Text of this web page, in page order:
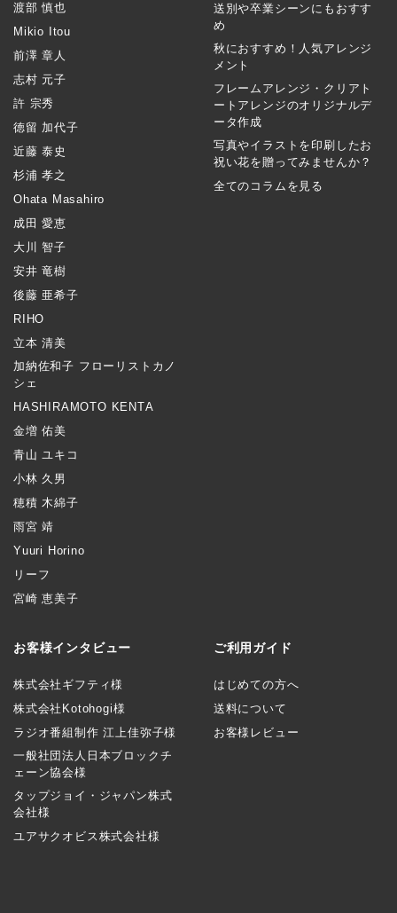
渡部 慎也
Mikio Itou
前澤 章人
志村 元子
許 宗秀
徳留 加代子
近藤 泰史
杉浦 孝之
Ohata Masahiro
成田 愛恵
大川 智子
安井 竜樹
後藤 亜希子
RIHO
立本 清美
加納佐和子 フローリストカノ
シェ
HASHIRAMOTO KENTA
金増 佑美
青山 ユキコ
小林 久男
穂積 木綿子
雨宮 靖
Yuuri Horino
リーフ
宮崎 恵美子
送別や卒業シーンにもおすす
め
秋におすすめ！人気アレンジ
メント
フレームアレンジ・クリアト
ートアレンジのオリジナルデ
ータ作成
写真やイラストを印刷したお
祝い花を贈ってみませんか？
全てのコラムを見る
お客様インタビュー
株式会社ギフティ様
株式会社Kotohogi様
ラジオ番組制作 江上佳弥子様
一般社団法人日本ブロックチ
ェーン協会様
タップジョイ・ジャパン株式
会社様
ユアサクオビス株式会社様
ご利用ガイド
はじめての方へ
送料について
お客様レビュー